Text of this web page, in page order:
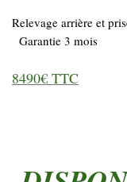
Relevage arrière et
8490€ TTC